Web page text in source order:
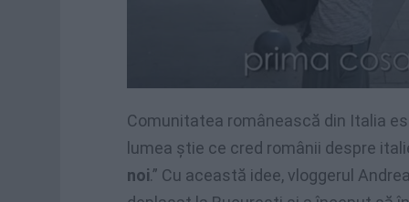
Comunitatea românească din Italia
lumea știe ce cred românii despre
noi.” Cu această idee, vloggerul